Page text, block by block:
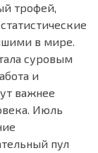
трофей,
в мире.
суровым
и
важнее
Июль
пул